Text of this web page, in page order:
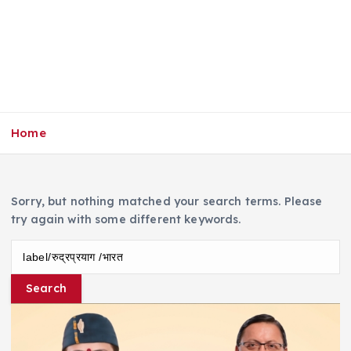
Home
Sorry, but nothing matched your search terms. Please
try again with some different keywords.
r